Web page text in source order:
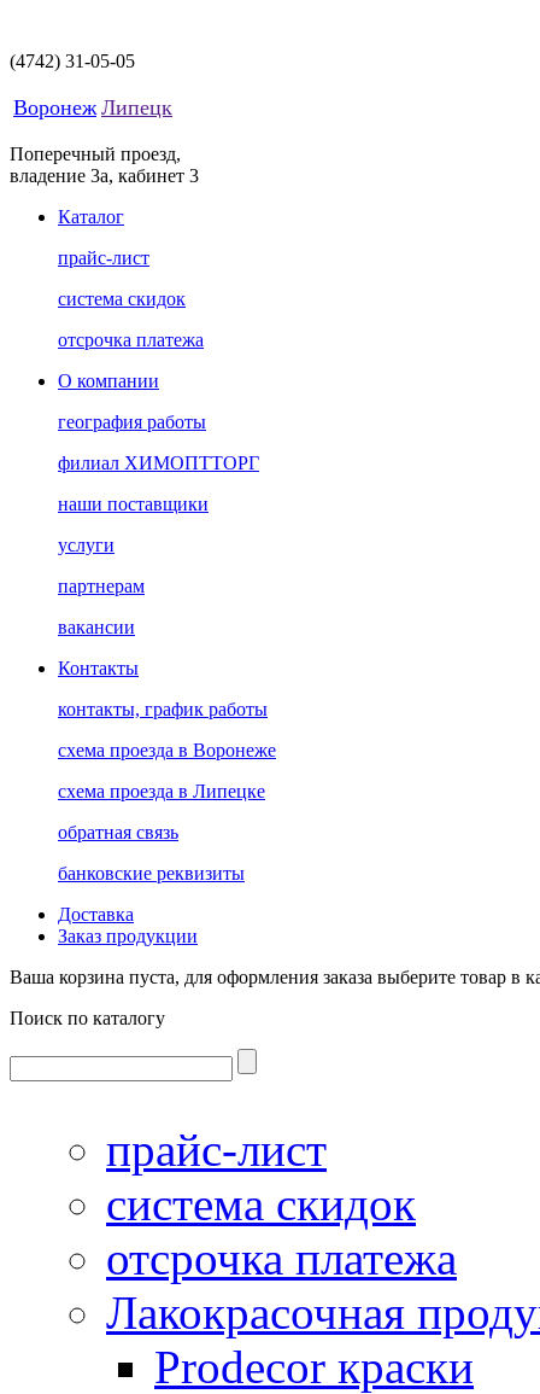
(4742) 31-05-05
Воронеж Липецк
Поперечный проезд,
владение 3а, кабинет 3
Каталог
прайс-лист
система скидок
отсрочка платежа
О компании
география работы
филиал ХИМОПТТОРГ
наши поставщики
услуги
партнерам
вакансии
Контакты
контакты, график работы
схема проезда в Воронеже
схема проезда в Липецке
обратная связь
банковские реквизиты
Доставка
Заказ продукции
Ваша корзина пуста, для оформления заказа выберите товар в
Поиск по каталогу
прайс-лист
система скидок
отсрочка платежа
Лакокрасочная
Prodecor краски